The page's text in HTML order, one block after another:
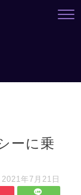
ーに乗
2021年7月21日